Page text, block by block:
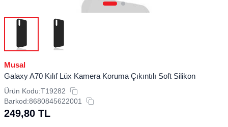
Musal
Galaxy A70 Kılıf Lüx Kamera Koruma Çıkıntılı Soft Silikon
Ürün Kodu:T19282
Barkod:8680845622001
249,80 TL